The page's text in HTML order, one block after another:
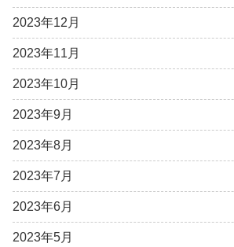
2023年12月
2023年11月
2023年10月
2023年9月
2023年8月
2023年7月
2023年6月
2023年5月